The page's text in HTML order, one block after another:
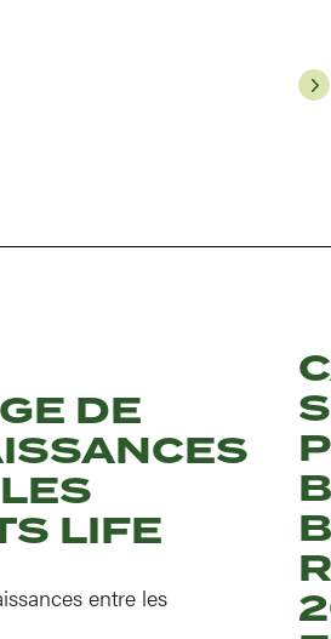
DE
LIFE
entre les